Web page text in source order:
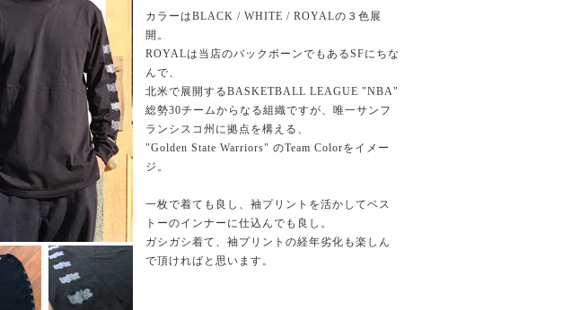
カラーはBLACK / WHITE / ROYALの３色展
開。
ROYALは当店のバックボーンでもあるSFにちな
んで、
北米で展開するBASKETBALL LEAGUE "NBA"
総勢30チームからなる組織ですが、唯一サンフ
ランシスコ州に拠点を構える、
"Golden State Warriors" のTeam Colorをイメー
ジ。
一枚で着ても良し、袖プリントを活かしてベス
トーのインナーに仕込んでも良し。
ガシガシ着て、袖プリントの経年劣化も楽しん
で頂ければと思います。